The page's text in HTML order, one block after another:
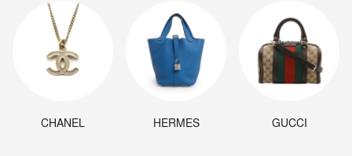
CHANEL HERMES GUCCI